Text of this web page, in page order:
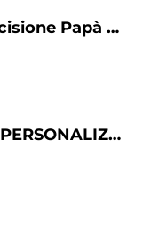
Boccale con incisione Papà - v.i.p. very important papà - dad - festa del papà - capienza 38 cl
Coppia Federe PERSONALIZZABILI con nome SanValentino Matrimoniali Palloncini Fumetto Couple Love Innamorati Idea regalo Lui Lei